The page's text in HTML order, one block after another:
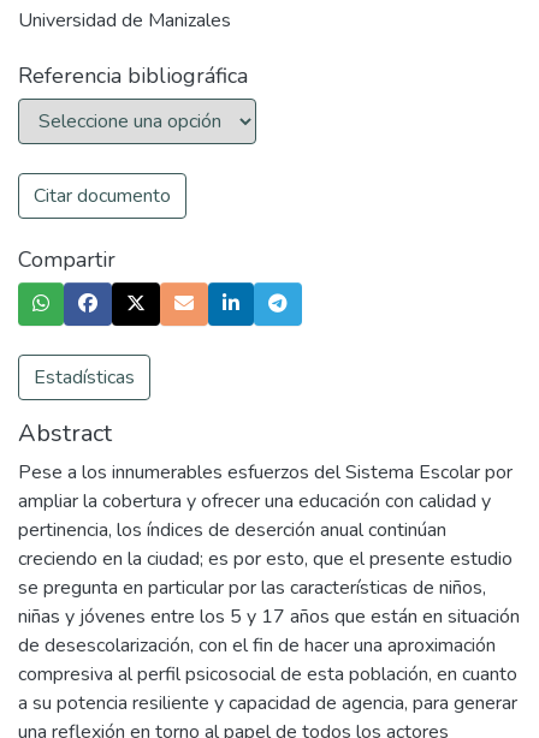
Universidad de Manizales
Referencia bibliográfica
Citar documento
Compartir
Estadísticas
Abstract
Pese a los innumerables esfuerzos del Sistema Escolar por
ampliar la cobertura y ofrecer una educación con calidad y
pertinencia, los índices de deserción anual continúan
creciendo en la ciudad; es por esto, que el presente estudio
se pregunta en particular por las características de niños,
niñas y jóvenes entre los 5 y 17 años que están en situación
de desescolarización, con el fin de hacer una aproximación
compresiva al perfil psicosocial de esta población, en cuanto
a su potencia resiliente y capacidad de agencia, para generar
una reflexión en torno al papel de todos los actores